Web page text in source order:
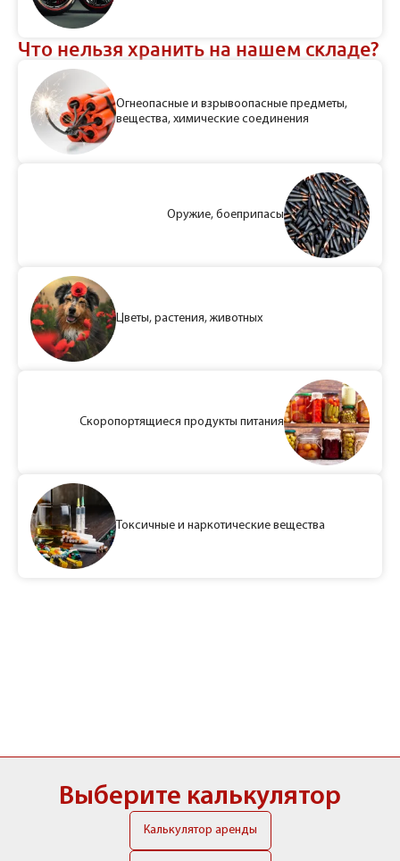
Что нельзя хранить на нашем складе?
Огнеопасные и взрывоопасные предметы,
вещества, химические соединения
Оружие, боеприпасы
Цветы, растения, животных
Скоропортящиеся продукты питания
Токсичные и наркотические вещества
Выберите калькулятор
Калькулятор аренды